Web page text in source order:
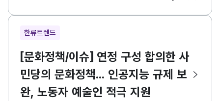
한류트렌드
[문화정책/이슈] 연정 구성 합의한 사
민당의 문화정책... 인공지능 규제 보
완, 노동자 예술인 적극 지원